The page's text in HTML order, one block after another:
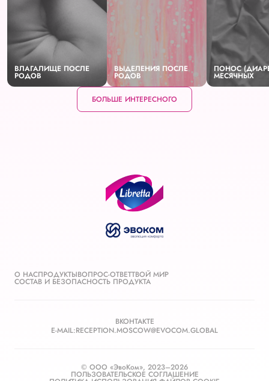
ВЛАГАЛИЩЕ ПОСЛЕ
РОДОВ
ВЫДЕЛЕНИЯ ПОСЛЕ
РОДОВ
ПОНОС
МЕСЯЧНЫХ
БОЛЬШЕ ИНТЕРЕСНОГО
О НАСПРОДУКТЫВОПРОС-ОТВЕТТВОЙ МИР
СОСТАВ И БЕЗОПАСНОСТЬ ПРОДУКТА
ВКОНТАКТЕ
E-MAIL:RECEPTION.MOSCOW@EVOCOM.GLOBAL
© ООО «ЭвоКом», 2023–2026
ПОЛЬЗОВАТЕЛЬСКОЕ СОГЛАШЕНИЕ